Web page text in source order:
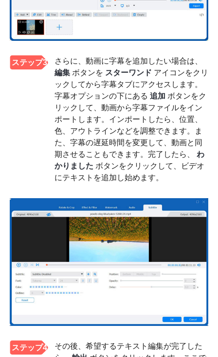
ステップ3
さらに、動画に字幕を追加したい場合は、
編集 ボタンを スターワンド アイコンをクリ
ックしてから字幕タブにアクセスします。
字幕オプションの下にある 追加 ボタンをク
リックして、動画から字幕ファイルをイン
ポートします。インポートしたら、位置、
色、アウトラインなどを調整できます。ま
た、字幕の遅延時間を変更して、動画と同
期させることもできます。完了したら、 わ
かりました ボタンをクリックして、ビデオ
にテキストを追加し始めます。
ステップ4
その後、希望するテキスト編集が完了した